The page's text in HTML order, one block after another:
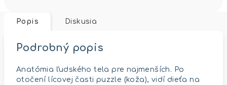
Popis Diskusia
Podrobný popis
Anatómia ľudského tela pre najmenších. Po
otočení lícovej časti puzzle (koža), vidí dieťa na